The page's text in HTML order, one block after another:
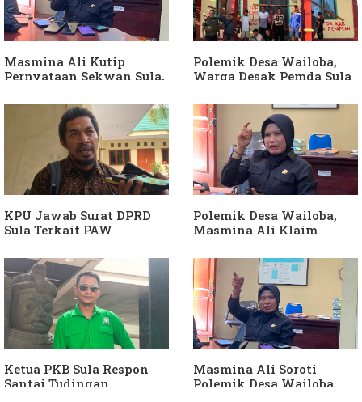
Komisi I Bukan
intervensi Politik
sebagai "ATM Berjalan",
Armin Soamole: Harus
Dibuktikan
Masmina Ali Kutip
Pernyataan Sekwan Sula,
Diduga Jadikan
Keponakan "ATM
Berjalan"
Polemik Desa Wailoba,
Warga Desak Pemda Sula
APH Usut Dugaan
Penyimpangan Dana Desa
KPU Jawab Surat DPRD
Sula Terkait PAW
Hanura
Polemik Desa Wailoba,
Masmina Ali Klaim
Keterlibatan Ketua PKB
Sula
Ketua PKB Sula Respon
Santai Tudingan
Masmina Ali Soroti
Polemik Desa Wailoba,